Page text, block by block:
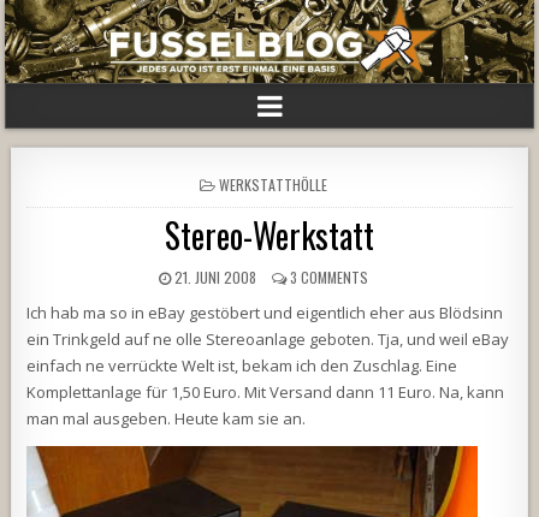
POSTED
IN
WERKSTATTHÖLLE
Stereo-Werkstatt
21. JUNI 2008 3 COMMENTS
Ich hab ma so in eBay gestöbert und eigentlich eher aus Blödsinn
ein Trinkgeld auf ne olle Stereoanlage geboten. Tja, und weil eBay
einfach ne verrückte Welt ist, bekam ich den Zuschlag. Eine
Komplettanlage für 1,50 Euro. Mit Versand dann 11 Euro. Na, kann
man mal ausgeben. Heute kam sie an.